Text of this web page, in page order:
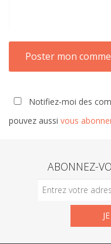
Notifiez-moi des
pouvez aussi vous
ABONNEZ-